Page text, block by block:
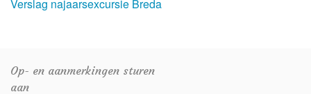
Kaarten
Verenigingsinfo
Op- en aanmerkingen sturen
aan